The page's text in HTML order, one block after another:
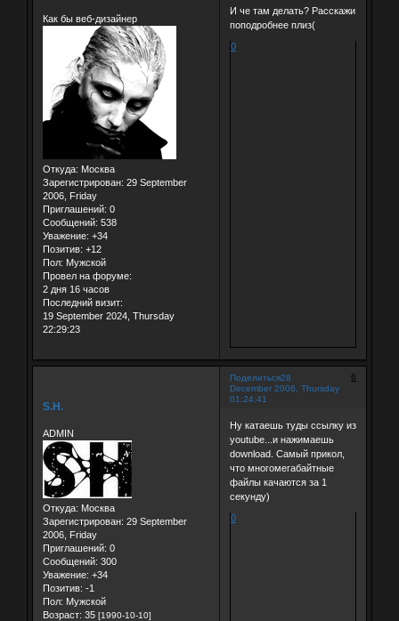
Как бы веб-дизайнер
Откуда: Москва
Зарегистрирован: 29 September
2006, Friday
Приглашений: 0
Сообщений: 538
Уважение: +34
Позитив: +12
Пол: Мужской
Провел на форуме:
2 дня 16 часов
Последний визит:
19 September 2024, Thursday
22:29:23
И че там делать? Расскажи
поподробнее плиз(
0
Поделиться 6
28
December 2006, Thursday
01:24:41
S.H.
ADMIN
Откуда: Москва
Зарегистрирован: 29 September
2006, Friday
Приглашений: 0
Сообщений: 300
Уважение: +34
Позитив: -1
Пол: Мужской
Возраст: 35 [1990-10-10]
Ну катаешь туды ссылку из
youtube...и нажимаешь
download. Самый прикол,
что многомегабайтные
файлы качаются за 1
секунду)
0